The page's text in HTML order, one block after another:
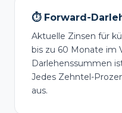
⏱️ Forward-
Aktuelle Zinsen für
bis zu 60 Monate im
Darlehenssummen
Jedes Zehntel-
aus.